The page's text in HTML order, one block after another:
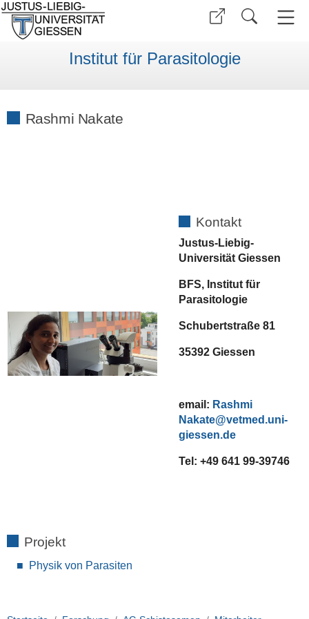
Institut für Parasitologie
Rashmi Nakate
Kontakt
Justus-Liebig-
Universität Giessen
BFS, Institut für
Parasitologie
Schubertstraße 81
35392 Giessen
email: Rashmi
Nakate
Tel: +49 641 99-39746
Projekt
Physik von Parasiten